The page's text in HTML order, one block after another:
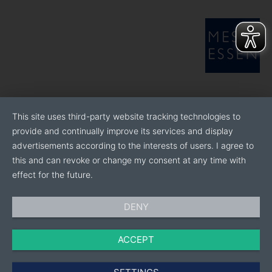
This site uses third-party website tracking technologies to
provide and continually improve its services and display
advertisements according to the interests of users. I agree to
this and can revoke or change my consent at any time with
effect for the future.
DENY
ACCEPT